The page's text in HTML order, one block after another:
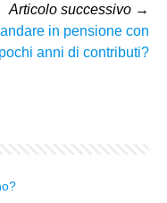
Articolo successivo →
in pensione con
pochi anni di contributi?